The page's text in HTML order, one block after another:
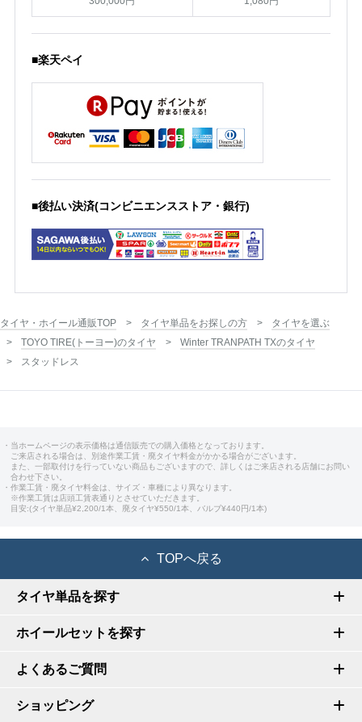
■楽天ペイ
■後払い決済(コンビニエンスストア・銀行)
タイヤ・ホイール通販TOP タイヤ単品をお探しの方
タイヤを選ぶ
TOYO TIRE(トーヨー)のタイヤ
Winter TRANPATH TXのタイヤ
スタッドレス
・当ホームページの表示価格は通信販売での購入価格となっております。
ご来店される場合は、別途作業工賃・廃タイヤ料金がかかる場合がございます。
また、一部取付けを行っていない商品もございますので、詳しくはご来店される店舗にお問い
合わせ下さい。
・作業工賃・廃タイヤ料金は、サイズ・車種により異なります。
※作業工賃は店頭工賃表通りとさせていただきます。
目安:(タイヤ単品¥2,200/1本、廃タイヤ¥550/1本、バルブ¥440円/1本)
TOPへ戻る
タイヤ単品を探す
ホイールセットを探す
よくあるご質問
ショッピング